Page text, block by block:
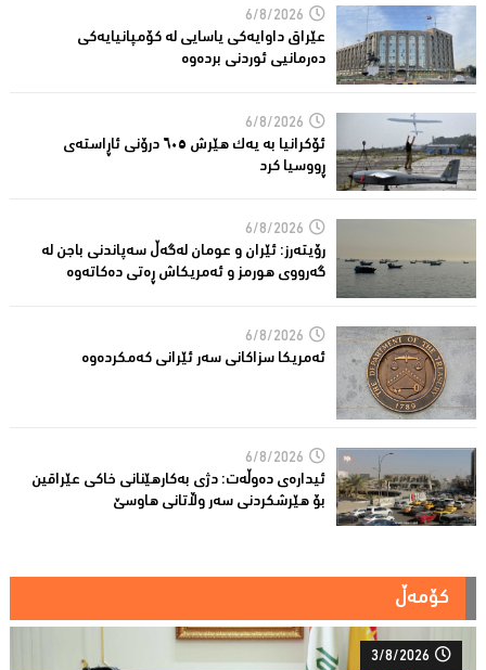
6/8/2026
عێراق داوایەکی یاسایی لە کۆمپانیایه‌كی
دەرمانیى ئوردنی بردەوە
6/8/2026
ئۆکرانیا بە یەک هێرش ٦٠٥ درۆنی ئاڕاستەى
ڕووسیا کرد
6/8/2026
رۆیتەرز: ئێران و عومان لەگەڵ سەپاندنی باجن لە
گەرووی هورمز و ئەمریکاش ڕەتی دەکاتەوە
6/8/2026
ئه‌مریكا سزاكانی سه‌ر ئێرانی كه‌مكرده‌وه‌
6/8/2026
ئیدارەى دەوڵەت: دژى بەکارهێنانى خاکی عێراقین
بۆ هێرشکردنى سەر وڵاتانی هاوسێ
کۆمەڵ
3/8/2026